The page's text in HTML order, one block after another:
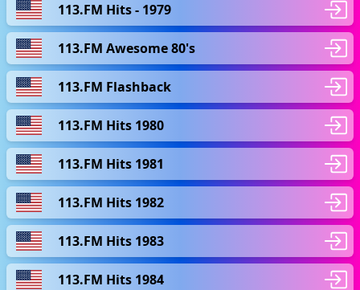
113.FM Hits - 1979
113.FM Awesome 80's
113.FM Flashback
113.FM Hits 1980
113.FM Hits 1981
113.FM Hits 1982
113.FM Hits 1983
113.FM Hits 1984